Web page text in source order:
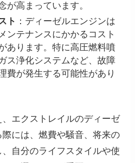
が高まっています。
ト ：ディーゼルエンジンは
ンテナンスにかかるコスト
あります。特に高圧燃料噴
ス浄化システムなど、故障
費が発生する可能性があり
エクストレイルのディーゼ
には、燃費や騒音、将来の
自分のライフスタイルや使